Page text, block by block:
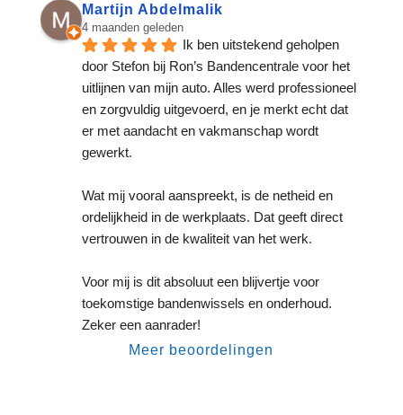
Martijn Abdelmalik
4 maanden geleden
Ik ben uitstekend geholpen
door Stefon bij Ron’s Bandencentrale voor het
uitlijnen van mijn auto. Alles werd professioneel
en zorgvuldig uitgevoerd, en je merkt echt dat
er met aandacht en vakmanschap wordt
gewerkt.
Wat mij vooral aanspreekt, is de netheid en
ordelijkheid in de werkplaats. Dat geeft direct
vertrouwen in de kwaliteit van het werk.
Voor mij is dit absoluut een blijvertje voor
toekomstige bandenwissels en onderhoud.
Zeker een aanrader!
Meer beoordelingen